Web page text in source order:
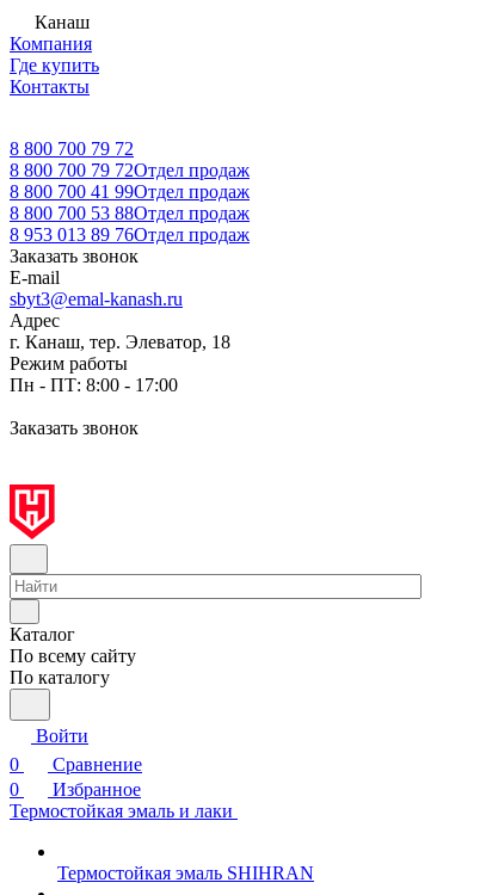
Канаш
Компания
Где купить
Контакты
8 800 700 79 72
8 800 700 79 72Отдел продаж
8 800 700 41 99Отдел продаж
8 800 700 53 88Отдел продаж
8 953 013 89 76Отдел продаж
Заказать звонок
E-mail
sbyt3@emal-kanash.ru
Адрес
г. Канаш, тер. Элеватор, 18
Режим работы
Пн - ПТ: 8:00 - 17:00
Заказать звонок
Каталог
По всему сайту
По каталогу
Войти
0
Сравнение
0
Избранное
Термостойкая эмаль и лаки
Термостойкая эмаль SHIHRAN